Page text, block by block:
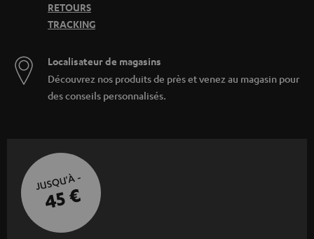
RETOURS
TRACKING
Localisateur de magasins
Découvrez nos produits de près et venez au magasin pour
des conseils personnalisés.
JUSQU'À -
45 €